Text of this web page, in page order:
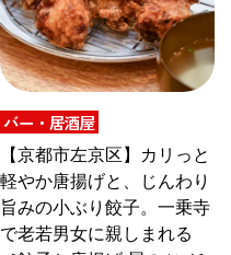
バー・居酒屋
【京都市左京区】カリっと
軽やか唐揚げと、じんわり
旨みの小ぶり餃子。一乗寺
で老若男女に親しまれる